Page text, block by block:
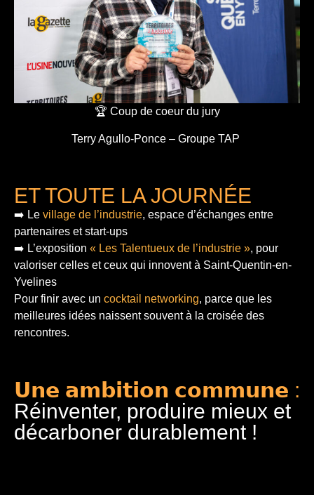
🏆 Coup de coeur du jury
Terry Agullo-Ponce – Groupe TAP
ET TOUTE LA JOURNÉE
➡️ Le village de l’industrie, espace d’échanges entre
partenaires et start-ups
➡️ L’exposition « Les Talentueux de l’industrie », pour
valoriser celles et ceux qui innovent à Saint-Quentin-en-
Yvelines
Pour finir avec un cocktail networking, parce que les
meilleures idées naissent souvent à la croisée des
rencontres.
𝗨𝗻𝗲 𝗮𝗺𝗯𝗶𝘁𝗶𝗼𝗻 𝗰𝗼𝗺𝗺𝘂𝗻𝗲 :
Réinventer, produire mieux et
décarboner durablement !